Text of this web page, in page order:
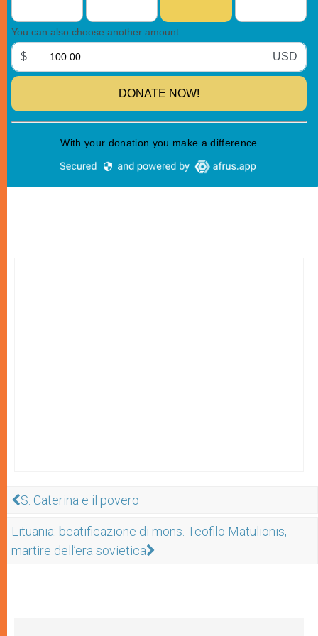
S. Caterina e il povero
Lituania: beatificazione di mons. Teofilo Matulionis,
martire dell’era sovietica